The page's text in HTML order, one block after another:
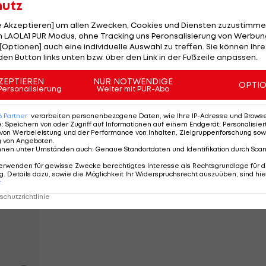
der Mailänder dem bereits verwarnten
nach einem vermeintlichen Foul Gelb-Rot
seinen Gegenspieler gar nicht berührte. Da der
eingreifen darf, blieb es bei der
berichtete von Drohungen gegen sich selbst und
Akzeptieren] um allen Zwecken, Cookies und Diensten
PUR Modus, ohne Tracking uns Peronsalisierung von
auch eine individuelle Auswahl zu treffen. Sie können
Button links unten bzw. über den Link in der Fußzeile anpassen.
NUR NOTWENDIGE
Weiter mit PUR-Abo
Partner verarbeiten personenbezogene Daten, wie Ihre IP-Adresse und
: Speichern von oder Zugriff auf Informationen auf einem Endgerät;
Werbeleistung und der Performance von Inhalten, Zielgruppenforschung
von Angeboten.
unter Umständen auch: Genaue Standortdaten und Identifikation durch
für gewisse Zwecke berechtigtes Interesse als Rechtsgrundlage für
Details dazu, sowie die Möglichkeit Ihr Widerspruchsrecht auszuüben, sind